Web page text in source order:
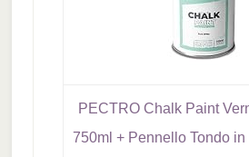
PECTRO Chalk Paint
750ml + Pennello Tondo